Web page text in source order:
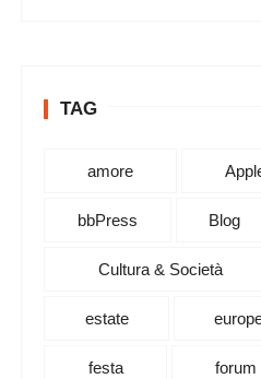
TAG
amore
bbPress Blog
Cultura & Società
estate
festa forum